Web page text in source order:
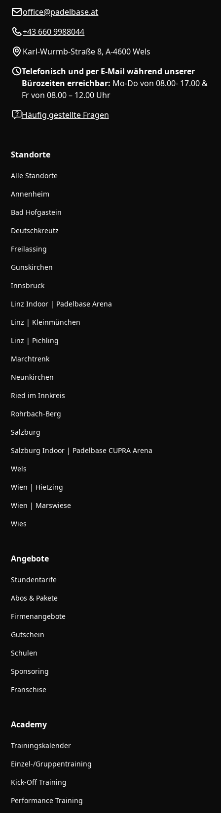
office@padelbase.at
+43 660 9988044
Karl-Wurmb-Straße 8, A-4600 Wels
Telefonisch und per E-Mail während unserer
Bürozeiten erreichbar: Mo-Do von 08.00- 17.00 &
Fr von 08.00 – 12.00 Uhr
Häufig gestellte Fragen
Standorte
Alle Standorte
Annenheim
Bad Hofgastein
Deutschkreutz
Freilassing
Gunskirchen
Innsbruck
Linz Indoor | Padelbase Arena
Linz | Kleinmünchen
Linz | Pichling
Marchtrenk
Neunkirchen
Ried im Innkreis
Rohrbach-Berg
Salzburg
Salzburg Indoor | Padelbase CUPRA Arena
Wels
Wien | Hietzing
Wien | Marswiese
Wies
Angebote
Stundentarife
Abos & Pakete
Firmenangebote
Gutschein
Schulen
Sponsoring
Franschise
Academy
Trainingskalender
Einzel-/Gruppentraining
Kick-Off Training
Performance Training